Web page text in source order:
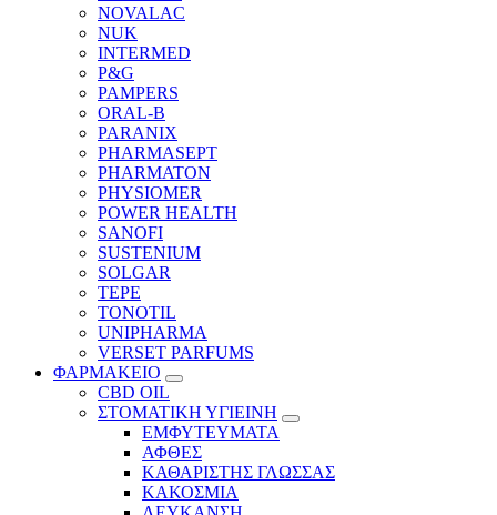
NOVALAC
NUK
INTERMED
P&G
PAMPERS
ORAL-B
PARANIX
PHARMASEPT
PHARMATON
PHYSIOMER
POWER HEALTH
SANOFI
SUSTENIUM
SOLGAR
TEPE
TONOTIL
UNIPHARMA
VERSET PARFUMS
ΦΑΡΜΑΚΕΙΟ
CBD OIL
ΣΤΟΜΑΤΙΚΗ ΥΓΙΕΙΝΗ
ΕΜΦΥΤΕΥΜΑΤΑ
ΑΦΘΕΣ
ΚΑΘΑΡΙΣΤΗΣ ΓΛΩΣΣΑΣ
ΚΑΚΟΣΜΙΑ